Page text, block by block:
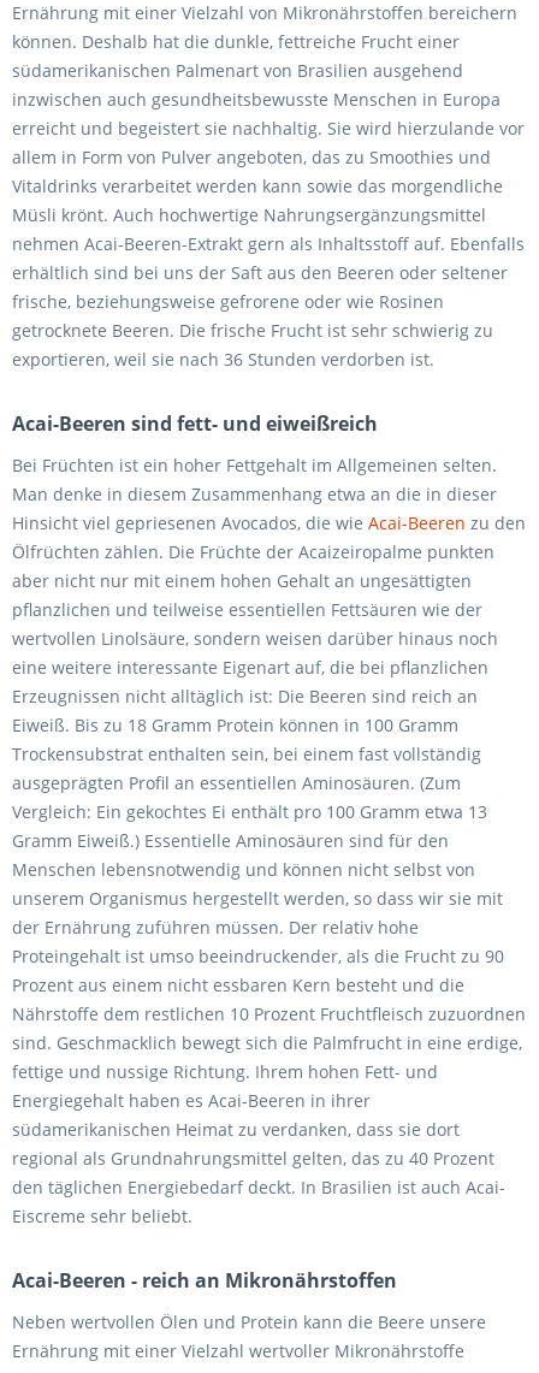
Ernährung mit einer Vielzahl von Mikronährstoffen bereichern
können. Deshalb hat die dunkle, fettreiche Frucht einer
südamerikanischen Palmenart von Brasilien ausgehend
inzwischen auch gesundheitsbewusste Menschen in Europa
erreicht und begeistert sie nachhaltig. Sie wird hierzulande vor
allem in Form von Pulver angeboten, das zu Smoothies und
Vitaldrinks verarbeitet werden kann sowie das morgendliche
Müsli krönt. Auch hochwertige Nahrungsergänzungsmittel
nehmen Acai-Beeren-Extrakt gern als Inhaltsstoff auf. Ebenfalls
erhältlich sind bei uns der Saft aus den Beeren oder seltener
frische, beziehungsweise gefrorene oder wie Rosinen
getrocknete Beeren. Die frische Frucht ist sehr schwierig zu
exportieren, weil sie nach 36 Stunden verdorben ist.
Acai-Beeren sind fett- und eiweißreich
Bei Früchten ist ein hoher Fettgehalt im Allgemeinen selten.
Man denke in diesem Zusammenhang etwa an die in dieser
Hinsicht viel gepriesenen Avocados, die wie Acai-Beeren zu den
Ölfrüchten zählen. Die Früchte der Acaizeiropalme punkten
aber nicht nur mit einem hohen Gehalt an ungesättigten
pflanzlichen und teilweise essentiellen Fettsäuren wie der
wertvollen Linolsäure, sondern weisen darüber hinaus noch
eine weitere interessante Eigenart auf, die bei pflanzlichen
Erzeugnissen nicht alltäglich ist: Die Beeren sind reich an
Eiweiß. Bis zu 18 Gramm Protein können in 100 Gramm
Trockensubstrat enthalten sein, bei einem fast vollständig
ausgeprägten Profil an essentiellen Aminosäuren. (Zum
Vergleich: Ein gekochtes Ei enthält pro 100 Gramm etwa 13
Gramm Eiweiß.) Essentielle Aminosäuren sind für den
Menschen lebensnotwendig und können nicht selbst von
unserem Organismus hergestellt werden, so dass wir sie mit
der Ernährung zuführen müssen. Der relativ hohe
Proteingehalt ist umso beeindruckender, als die Frucht zu 90
Prozent aus einem nicht essbaren Kern besteht und die
Nährstoffe dem restlichen 10 Prozent Fruchtfleisch zuzuordnen
sind. Geschmacklich bewegt sich die Palmfrucht in eine erdige,
fettige und nussige Richtung. Ihrem hohen Fett- und
Energiegehalt haben es Acai-Beeren in ihrer
südamerikanischen Heimat zu verdanken, dass sie dort
regional als Grundnahrungsmittel gelten, das zu 40 Prozent
den täglichen Energiebedarf deckt. In Brasilien ist auch Acai-
Eiscreme sehr beliebt.
Acai-Beeren - reich an Mikronährstoffen
Neben wertvollen Ölen und Protein kann die Beere unsere
Ernährung mit einer Vielzahl wertvoller Mikronährstoffe